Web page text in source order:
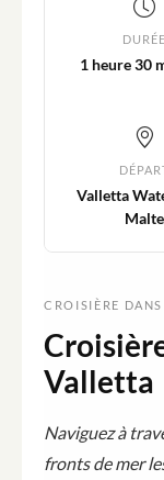
DURÉE
1 heure 30
Valletta
Malte
CROISIÈRE
Valletta
Naviguez à
fronts de mer